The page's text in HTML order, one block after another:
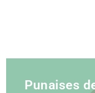
Punaises